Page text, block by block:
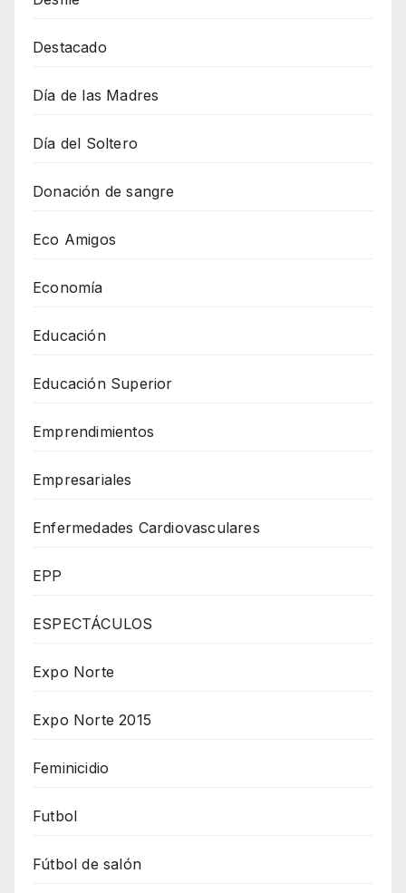
Destacado
Día de las Madres
Día del Soltero
Donación de sangre
Eco Amigos
Economía
Educación
Educación Superior
Emprendimientos
Empresariales
Enfermedades Cardiovasculares
EPP
ESPECTÁCULOS
Expo Norte
Expo Norte 2015
Feminicidio
Futbol
Fútbol de salón